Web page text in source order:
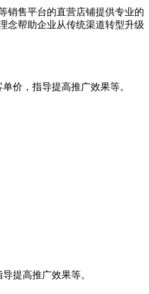
销售平台的直营店铺提供专业的
念帮助企业从传统渠道转型升级
价，指导提高推广效果等。
提高推广效果等。